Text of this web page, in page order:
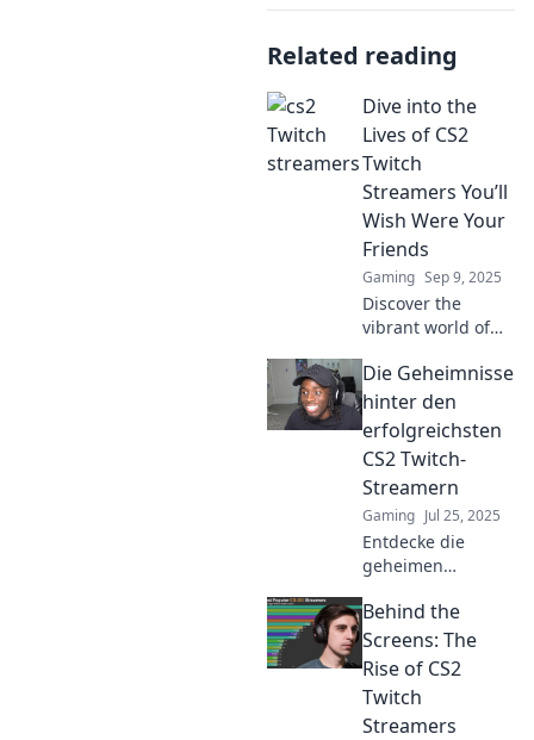
Related reading
Dive into the
Lives of CS2
Twitch
Streamers You’ll
Wish Were Your
Friends
Gaming Sep 9, 2025
Discover the
vibrant world of
streamers and find
your new friends!
Dive into their
adventures, skills,
and unforgettable
moments!
Die Geheimnisse
hinter den
erfolgreichsten
CS2 Twitch-
Streamern
Gaming Jul 25, 2025
Entdecke die
geheimen
erfolgreichsten
CS2 Twitch-
Streamer und lüfte
die Tricks, die ihre
Zuschauer fesseln!
Behind the
Screens: The
Rise of CS2
Twitch
Streamers